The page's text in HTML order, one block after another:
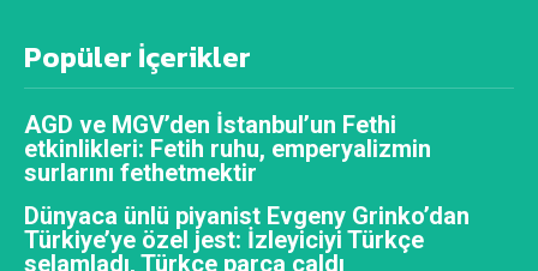
Popüler İçerikler
AGD ve MGV’den İstanbul’un Fethi
etkinlikleri: Fetih ruhu, emperyalizmin
surlarını fethetmektir
Dünyaca ünlü piyanist Evgeny Grinko’dan
Türkiye’ye özel jest: İzleyiciyi Türkçe
selamladı, Türkçe parça çaldı